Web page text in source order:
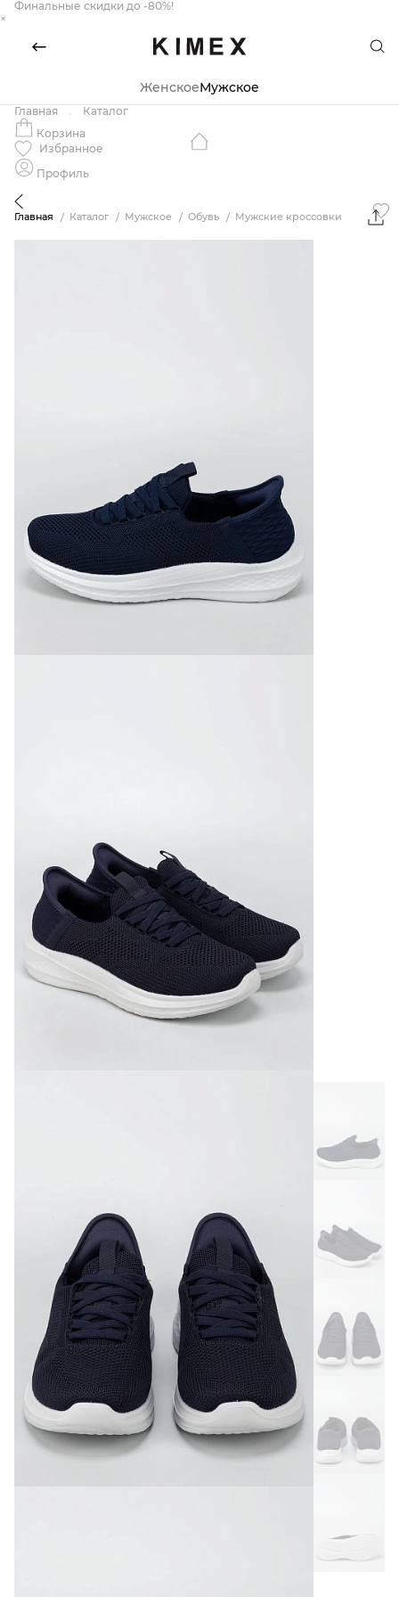
Финальные скидки до -80%!
×
ЖенскоеМужское
Главная
Каталог
Корзина
Избранное
Профиль
Главная Каталог Мужское Обувь Мужские кроссовки